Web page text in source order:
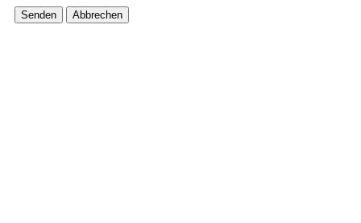
Senden Abbrechen